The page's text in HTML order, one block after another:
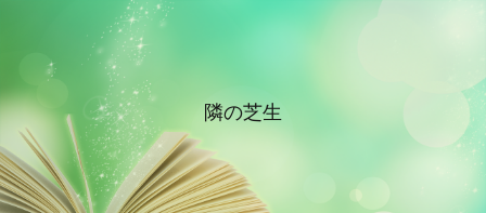
隣の芝生